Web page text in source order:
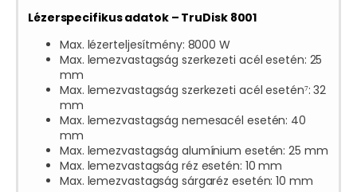
Lézerspecifikus adatok – TruDisk 8001
Max. lézerteljesítmény: 8000 W
Max. lemezvastagság szerkezeti acél esetén: 25
mm
Max. lemezvastagság szerkezeti acél esetén⁷: 32
mm
Max. lemezvastagság nemesacél esetén: 40
mm
Max. lemezvastagság alumínium esetén: 25 mm
Max. lemezvastagság réz esetén: 10 mm
Max. lemezvastagság sárgaréz esetén: 10 mm